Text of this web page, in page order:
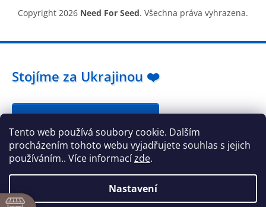
Tento web používá soubory cookie. Dalším
procházením tohoto webu vyjadřujete souhlas s jejich
používáním.. Více informacízde.
Nastavení
Copyright 2026 Need For Seed. Všechna práva vyhrazena.
Stojíme za Ukrajinou ❤️